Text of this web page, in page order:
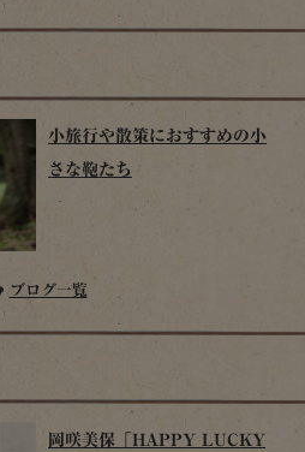
小旅行や散策におすすめの小
さな鞄たち
ブログ一覧
岡咲美保「HAPPY LUCKY